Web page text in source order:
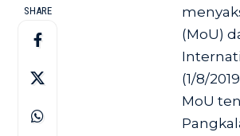
SHARE
(MoU)
(1/8/
MoU